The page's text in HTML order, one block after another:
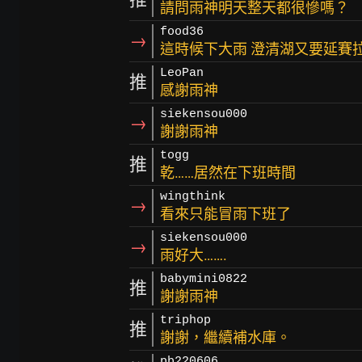
請問雨神明天整天都很慘嗎？
→ food36
這時候下大雨 澄清湖又要延賽
推 LeoPan
感謝雨神
→ siekensou000
謝謝雨神
推 togg
乾……居然在下班時間
→ wingthink
看來只能冒雨下班了
→ siekensou000
雨好大…….
推 babymini0822
謝謝雨神
推 triphop
謝謝，繼續補水庫。